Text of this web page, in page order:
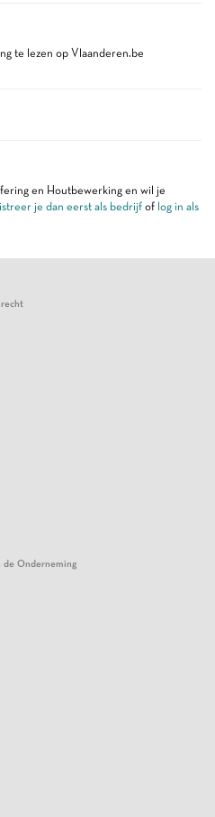
te lezen op Vlaanderen.be
en Houtbewerking en wil je
je dan eerst als bedrijf of log in als
de Onderneming